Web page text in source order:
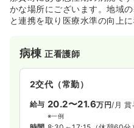
かな場所にございます。地域
と連携を取り医療水準の向上
病棟正看護師
2交代（常勤）
給与 20.2〜21.6万円/月 賞
※一例